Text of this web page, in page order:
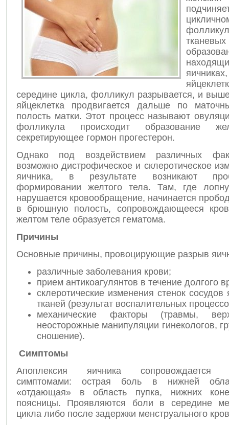
тканевых
середине цикла, фолликул разрывается, и
яйцеклетка продвигается дальше по
полость матки. Этот процесс называют
фолликула происходит образование
секретирующее гормон прогестерон.
Однако под воздействием различных
возможно дистрофическое и склеротическое
яичника, в результате возникают
формировании желтого тела. Там, где
нарушается кровообращение, начинается
в брюшную полость, сопровождающееся
желтом теле образуется гематома.
Причины
Основные причины, провоцирующие разрыв
различные заболевания крови;
прием антикоагулянтов в течение долгого
склеротические изменения стенок сосудов
тканей (результат воспалительных
механические факторы (травмы,
неосторожные манипуляции гинекологов,
сношение).
Симптомы
Апоплексия яичника сопровождается
симптомами: острая боль в нижней
«отдающая» в область пупка, нижних
поясницы. Проявляются боли в середине
цикла либо после задержки менструального